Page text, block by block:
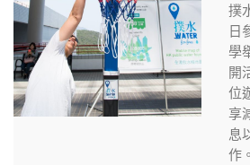
撲
日
學
開
位
享
息
作